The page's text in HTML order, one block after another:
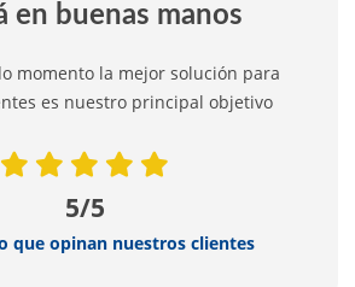
en buenas manos
momento la mejor solución para
es nuestro principal objetivo
5/5
que opinan nuestros clientes